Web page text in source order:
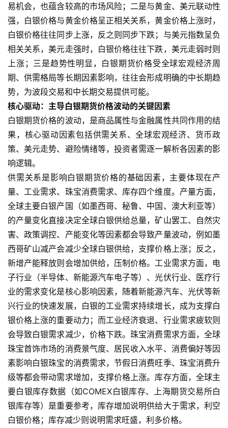
易机会，也蕴含较高的市场风险；二是与黄金、美元联动性
强，白银价格与黄金价格呈正相关关系，黄金价格上涨时，
白银价格往往同步上涨，反之则同步下跌；与美元指数呈负
相关关系，美元走强时，白银价格往往下跌，美元走弱时则
上涨；三是趋势性明显，白银期货价格受全球宏观经济周
期、供需格局等长期因素影响，往往会形成明确的中长期趋
势，为波段交易和中长期交易提供可能。
核心驱动：主导白银期货价格波动的关键因素
白银期货价格的波动，是商品属性与金融属性共同作用的结
果，核心驱动因素包括供需关系、全球宏观经济、货币政
策、美元走势、避险情绪等，投资者需逐一解析各因素的影
响逻辑。
供需关系是影响白银期货价格的基础因素，主要体现在产
量、工业需求、珠宝消费需求、库存四个维度。产量方面，
全球主要白银产国（如墨西哥、秘鲁、中国、澳大利亚等）
的产量变化直接决定全球白银供给总量，矿山罢工、自然灾
害、政策调控、产能变化等因素都会导致产量波动，例如墨
西哥矿山减产会减少全球白银供给，支撑价格上涨；反之，
新增产能释放则会增加供给，压制价格。工业需求方面，电
子行业（半导体、新能源汽车电子等）、光伏行业、医疗行
业的需求变化是核心影响因素，随着新能源汽车、光伏等新
兴行业的快速发展，白银的工业需求持续增长，成为支撑白
银价格上涨的重要动力；而工业经济衰退、行业需求疲软则
会导致白银需求减少，价格下跌。珠宝消费需求方面，全球
珠宝首饰市场的消费景气度、居民收入水平、消费偏好等因
素影响白银珠宝的消费需求，节假日消费旺季、珠宝消费升
级等都会带动需求增加，支撑价格上涨。库存方面，全球主
要白银库存数据（如COMEX白银库存、上海期货交易所白
银库存等）是重要参考，库存增加说明供给大于需求，利空
白银价格；库存减少则说明需求旺盛，利多价格。